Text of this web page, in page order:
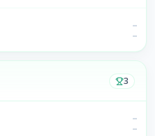
–
–
3
–
–